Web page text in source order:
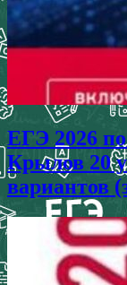
ЕГЭ 2026
Крылов 20
вариантов